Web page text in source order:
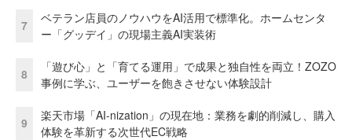
7
ベテラン店員のノウハウをAI活用で標準化。ホームセンタ
ー「グッデイ」の現場主義AI実装術
8
「遊び心」と「育てる運用」で成果と独自性を両立！ZOZO
事例に学ぶ、ユーザーを飽きさせない体験設計
9
楽天市場「AI-nization」の現在地：業務を劇的削減し、購入
体験を革新する次世代EC戦略